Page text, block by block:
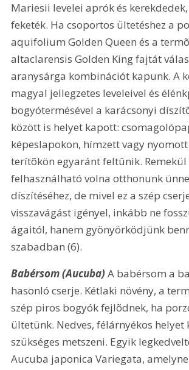
Mariesii levelei aprók és
feketék. Ha csoportos ültetéshez a
aquifolium Golden Queen és a
altaclarensis Golden King fajtát
aranysárga kombinációt kapunk. A
magyal jellegzetes leveleivel és
bogyótermésével a karácsonyi
között is helyet kapott:
képeslapokon, hímzett vagy
terítõkön egyaránt feltûnik. Remekül
felhasználható volna otthonunk
díszítéséhez, de mivel ez a szép
visszavágást igényel, inkább ne
ágaitól, hanem gyönyörködjünk
szabadban (6).
Babérsom (Aucuba) A babérsom a
hasonló cserje. Kétlaki növény, a
szép piros bogyók fejlõdnek, ha
ültetünk. Nedves, félárnyékos helyet
szükséges metszeni. Egyik
Aucuba japonica Variegata,